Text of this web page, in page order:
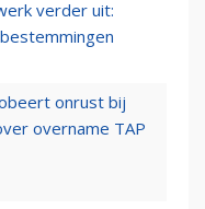
verder uit:
onrust bij
overname TAP